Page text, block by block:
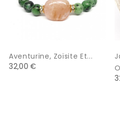
Aventurine, Zoïsite Et...
32,00 €